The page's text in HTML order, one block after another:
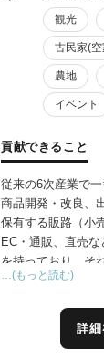
観光
古民家(
農地
イベント
貢献できること
従来の6次産業で
商品開発・改良、
保有する販路（小
EC・通販、直売
を持っており、そ
で商品を作ったけ
実現するお役に立
…(もっと読む)
詳細